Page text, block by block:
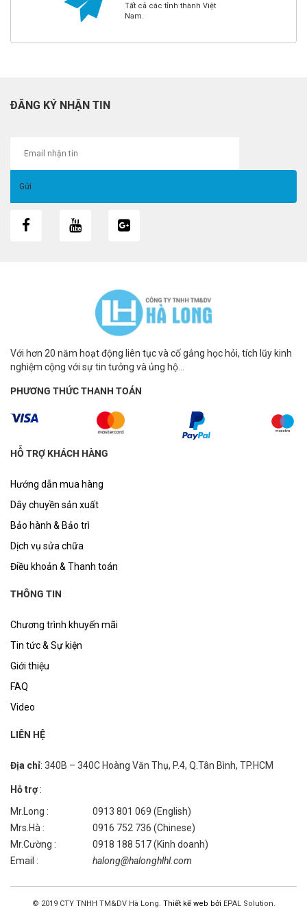
Tất cả các tỉnh thành Việt
Nam.
ĐĂNG KÝ NHẬN TIN
Với hơn 20 năm hoạt động liên tục và cố gắng học hỏi, tích lũy kinh
nghiệm cộng với sự tin tưởng và ủng hộ...
PHƯƠNG THỨC THANH TOÁN
HỖ TRỢ KHÁCH HÀNG
Hướng dẫn mua hàng
Dây chuyền sản xuất
Bảo hành & Bảo trì
Dịch vụ sửa chữa
Điều khoản & Thanh toán
THÔNG TIN
Chương trình khuyến mãi
Tin tức & Sự kiện
Giới thiệu
FAQ
Video
LIÊN HỆ
Địa chỉ: 340B – 340C Hoàng Văn Thụ, P.4, Q.Tân Bình, TP.HCM
Hỗ trợ:
Mr.Long :
0913 801 069 (English)
Mrs.Hà :
0916 752 736 (Chinese)
Mr.Cường :
0918 188 517 (Kinh doanh)
Email :
halong@halonghlhl.com
© 2019 CTY TNHH TM&DV Hà Long. Thiết kế web bởi EPAL Solution.